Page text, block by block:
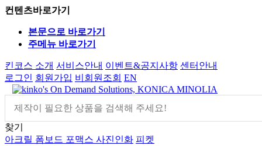
컨텐츠바로가기
본문으로 바로가기
주메뉴 바로가기
킨코스 소개 서비스안내 이벤트&공지사항 센터안내
로그인 회원가입 비회원조회 EN
찾기
아크릴 폼보드 포맥스 사진인화 피켓